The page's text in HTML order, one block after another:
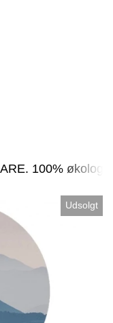
100%
Udsolgt